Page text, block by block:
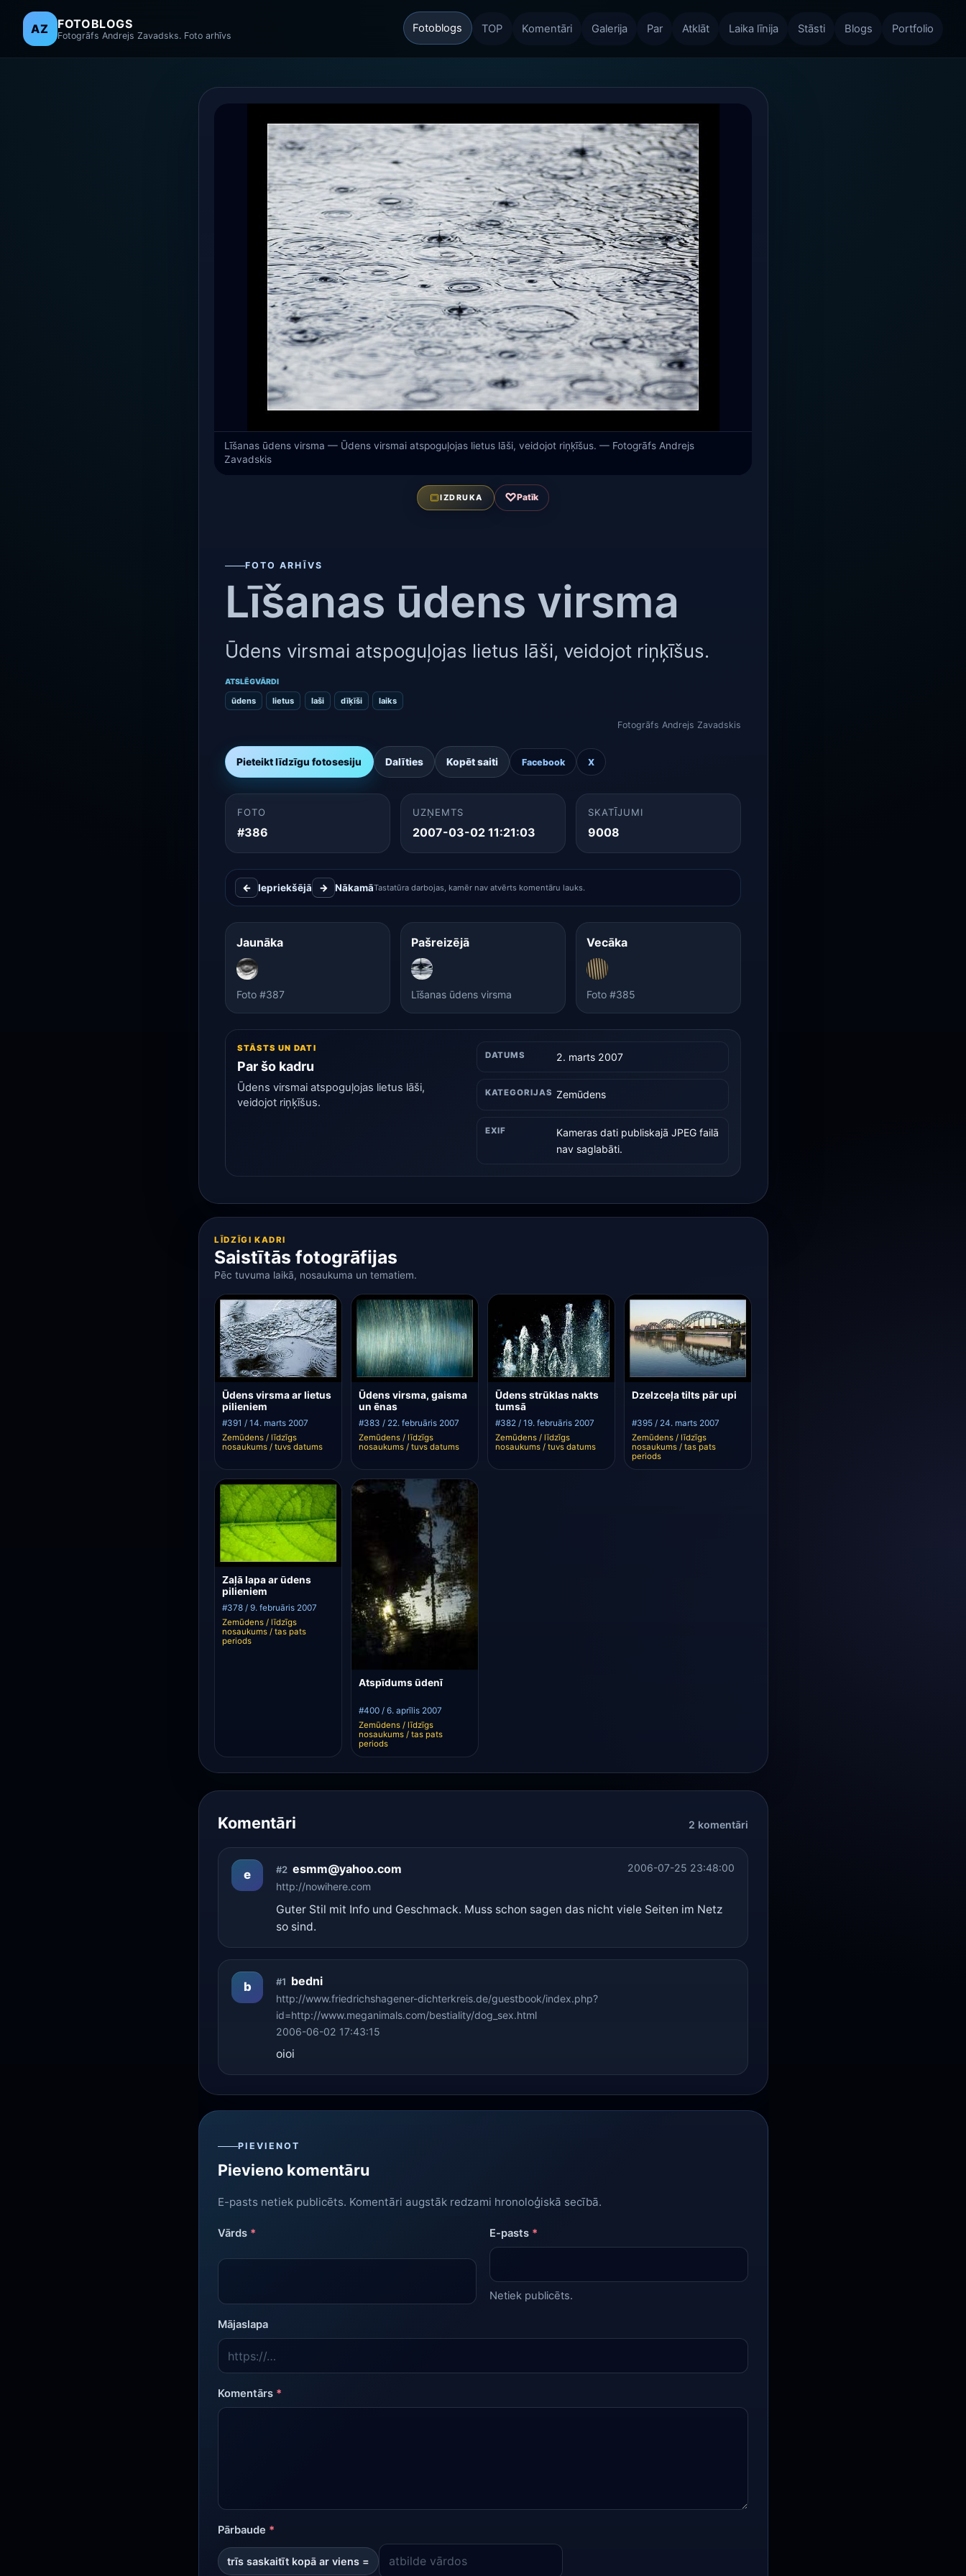
AZ FOTOBLOGS
Fotogrāfs Andrejs Zavadsks. Foto arhīvs
Fotoblogs TOP Komentāri Galerija Par Atklāt Laika līnija Stāsti Blogs Portfolio
Līšanas ūdens virsma — Ūdens virsmai atspoguļojas lietus lāši, veidojot riņķīšus. — Fotogrāfs Andrejs
Zavadskis
IZDRUKA ♡Patīk
FOTO ARHĪVS
Līšanas ūdens virsma
Ūdens virsmai atspoguļojas lietus lāši, veidojot riņķīšus.
ATSLĒGVĀRDI
ūdens lietus laši dīķīši laiks
Fotogrāfs Andrejs Zavadskis
Pieteikt līdzīgu fotosesiju Dalīties Kopēt saiti Facebook X
FOTO
#386
UZŅEMTS
2007-03-02 11:21:03
SKATĪJUMI
9008
← Iepriekšējā → NākamāTastatūra darbojas, kamēr nav atvērts komentāru lauks.
Jaunāka
Foto #387
Pašreizējā
Līšanas ūdens virsma
Vecāka
Foto #385
STĀSTS UN DATI
Par šo kadru
Ūdens virsmai atspoguļojas lietus lāši,
veidojot riņķīšus.
DATUMS 2. marts 2007
KATEGORIJAS Zemūdens
EXIF
Kameras dati publiskajā JPEG failā
nav saglabāti.
LĪDZĪGI KADRI
Saistītās fotogrāfijas
Pēc tuvuma laikā, nosaukuma un tematiem.
Ūdens virsma ar lietus
pilieniem
#391 / 14. marts 2007
Zemūdens / līdzīgs
nosaukums / tuvs datums
Ūdens virsma, gaisma
un ēnas
#383 / 22. februāris 2007
Zemūdens / līdzīgs
nosaukums / tuvs datums
Ūdens strūklas nakts
tumsā
#382 / 19. februāris 2007
Zemūdens / līdzīgs
nosaukums / tuvs datums
Dzelzceļa tilts pār upi
#395 / 24. marts 2007
Zemūdens / līdzīgs
nosaukums / tas pats
periods
Zaļā lapa ar ūdens
pilieniem
#378 / 9. februāris 2007
Zemūdens / līdzīgs
nosaukums / tas pats
periods
Atspīdums ūdenī
#400 / 6. aprīlis 2007
Zemūdens / līdzīgs
nosaukums / tas pats
periods
Komentāri 2 komentāri
e #2 esmm@yahoo.com
http://nowihere.com
2006-07-25 23:48:00
Guter Stil mit Info und Geschmack. Muss schon sagen das nicht viele Seiten im Netz
so sind.
b #1 bedni
http://www.friedrichshagener-dichterkreis.de/guestbook/index.php?
id=http://www.meganimals.com/bestiality/dog_sex.html
2006-06-02 17:43:15
oioi
PIEVIENOT
Pievieno komentāru
E-pasts netiek publicēts. Komentāri augstāk redzami hronoloģiskā secībā.
Vārds * E-pasts *
Netiek publicēts.
Mājaslapa
Komentārs *
Pārbaude *
trīs saskaitīt kopā ar viens =